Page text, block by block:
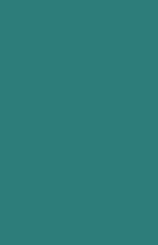
Une étape
Ajoutez votre
des corrections
Comment
Comment